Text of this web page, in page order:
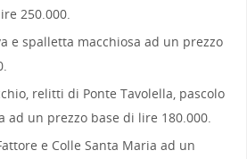
250.000.
e spalletta macchiosa ad un prezzo
relitti di Ponte Tavolella, pascolo
ad un prezzo base di lire 180.000.
e Colle Santa Maria ad un